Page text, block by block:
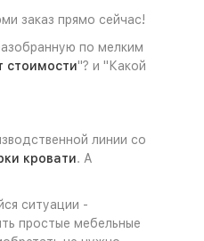
заказ прямо сейчас!
по мелким
стоимости"? и "Какой
линии со
кровати. А
ситуации -
простые мебельные